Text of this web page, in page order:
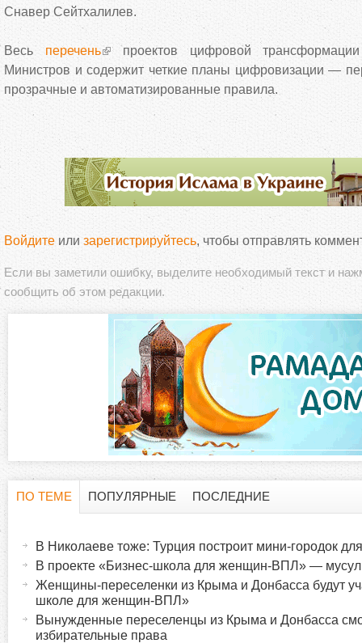
Снавер Сейтхалилев.
Весь перечень
проектов цифровой
Министров и содержит четкие планы цифровизации —
прозрачные и автоматизированные правила.
Войдите или зарегистрируйтесь, чтобы отправлять
Если вы заметили ошибку, выделите необходимый текст и
сообщить об этом редакции.
ПО ТЕМЕ
ПОПУЛЯРНЫЕ ПОСЛЕДНИЕ
В Николаеве тоже: Турция построит мини-городок
В проекте «Бизнес-школа для женщин-ВПЛ» —
Женщины-переселенки из Крыма и Донбасса будут
школе для женщин-ВПЛ»
Вынужденные переселенцы из Крыма и Донбасса
избирательные права